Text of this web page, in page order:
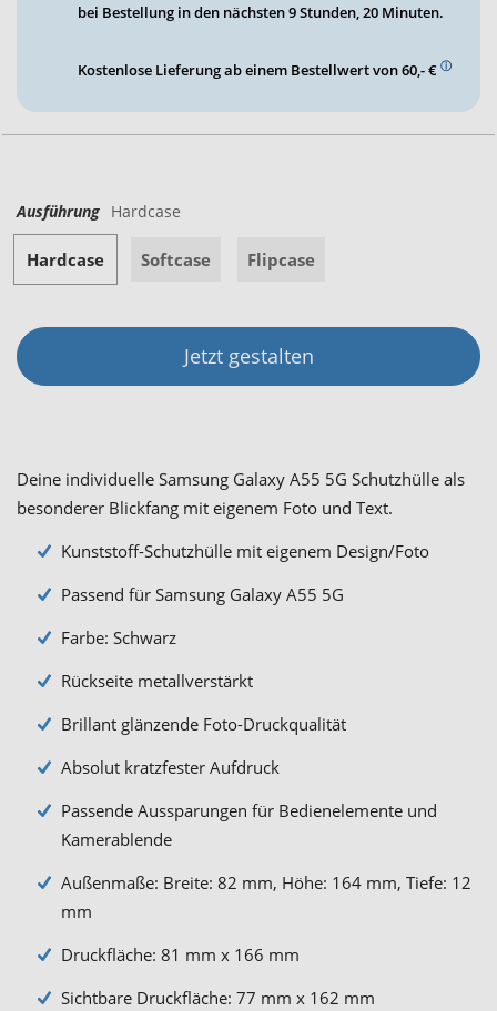
bei Bestellung in den nächsten9 Stunden, 20 Minuten.
Kostenlose Lieferung ab einem Bestellwert von 60,- € ⓘ
Ausführung Hardcase
Hardcase Softcase Flipcase
Jetzt gestalten
Deine individuelle Samsung Galaxy A55 5G Schutzhülle als
besonderer Blickfang mit eigenem Foto und Text.
Kunststoff-Schutzhülle mit eigenem Design/Foto
Passend für Samsung Galaxy A55 5G
Farbe: Schwarz
Rückseite metallverstärkt
Brillant glänzende Foto-Druckqualität
Absolut kratzfester Aufdruck
Passende Aussparungen für Bedienelemente und
Kamerablende
Außenmaße: Breite: 82 mm, Höhe: 164 mm, Tiefe: 12
mm
Druckfläche: 81 mm x 166 mm
Sichtbare Druckfläche: 77 mm x 162 mm